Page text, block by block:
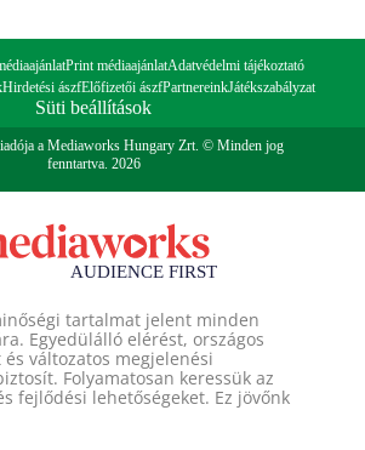
Print médiaajánlatAdatvédelmi tájékoztató
Hirdetési ászfElőfizetői ászfPartnereinkJátékszabályzat
Süti beállítások
a Mediaworks Hungary Zrt. © Minden jog
fenntartva. 2026
tartalmat jelent minden
Egyedülálló elérést, országos
változatos megjelenési
Folyamatosan keressük az
fejlődési lehetőségeket. Ez jövőnk